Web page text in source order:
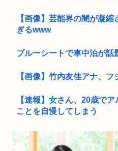
【画像】芸能界の闇が凝
ぎるwww
ブルーシートで車中泊が話
【画像】竹内友佳アナ、
【速報】女さん、20歳で
ことを自慢してしまう